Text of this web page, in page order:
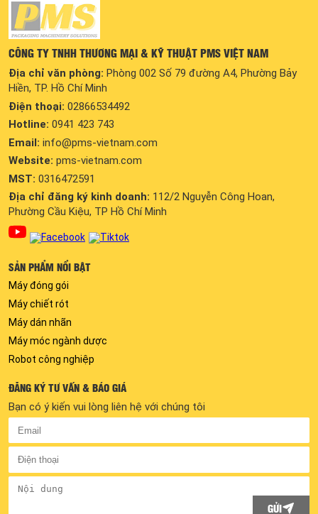
CÔNG TY TNHH THƯƠNG MẠI & KỸ THUẬT PMS VIỆT NAM
Địa chỉ văn phòng: Phòng 002 Số 79 đường A4, Phường Bảy
Hiền, TP. Hồ Chí Minh
Điện thoại: 02866534492
Hotline: 0941 423 743
Email: info@pms-vietnam.com
Website: pms-vietnam.com
MST: 0316472591
Địa chỉ đăng ký kinh doanh: 112/2 Nguyễn Công Hoan,
Phường Cầu Kiệu, TP Hồ Chí Minh
SẢN PHẨM NỔI BẬT
Máy đóng gói
Máy chiết rót
Máy dán nhãn
Máy móc ngành dược
Robot công nghiệp
ĐĂNG KÝ TƯ VẤN & BÁO GIÁ
Bạn có ý kiến vui lòng liên hệ với chúng tôi
GỬI